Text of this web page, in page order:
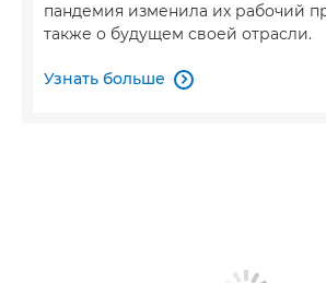
пандемия изменила их рабочий
также о будущем своей отрасли.
Узнать больше 